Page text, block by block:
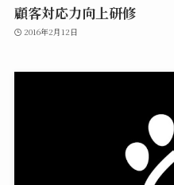
顧客対応⼒向上研修
2016年2月12日